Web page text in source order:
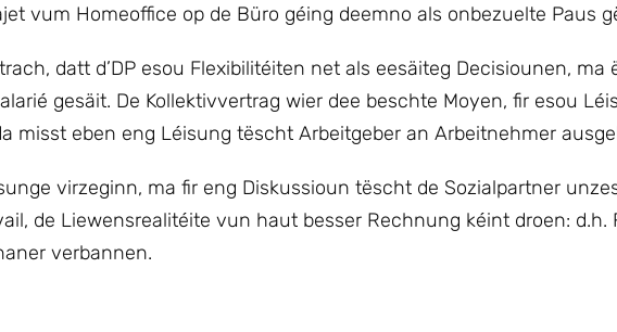
vum Homeoffice op de Büro géing deemno als onbezuelte Paus
datt d’DP esou Flexibilitéiten net als eesäiteg Decisiounen, ma
gesäit. De Kollektivvertrag wier dee beschte Moyen, fir esou
misst eben eng Léisung tëscht Arbeitgeber an Arbeitnehmer
virzeginn, ma fir eng Diskussioun tëscht de Sozialpartner
de Liewensrealitéite vun haut besser Rechnung kéint droen: d.h.
verbannen.